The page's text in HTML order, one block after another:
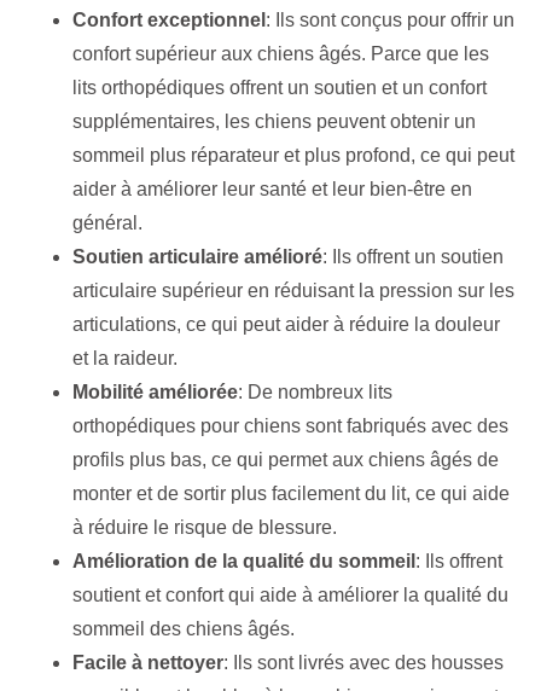
Confort exceptionnel : Ils sont conçus pour offrir un
confort supérieur aux chiens âgés. Parce que les
lits orthopédiques offrent un soutien et un confort
supplémentaires, les chiens peuvent obtenir un
sommeil plus réparateur et plus profond, ce qui peut
aider à améliorer leur santé et leur bien-être en
général.
Soutien articulaire amélioré: Ils offrent un soutien
articulaire supérieur en réduisant la pression sur les
articulations, ce qui peut aider à réduire la douleur
et la raideur.
Mobilité améliorée: De nombreux lits
orthopédiques pour chiens sont fabriqués avec des
profils plus bas, ce qui permet aux chiens âgés de
monter et de sortir plus facilement du lit, ce qui aide
à réduire le risque de blessure.
Amélioration de la qualité du sommeil : Ils offrent
soutient et confort qui aide à améliorer la qualité du
sommeil des chiens âgés.
Facile à nettoyer: Ils sont livrés avec des housses